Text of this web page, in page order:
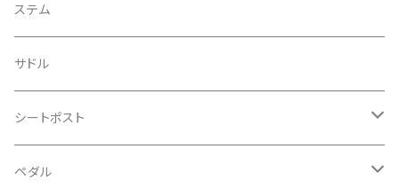
BIKEYOKE/バイクヨーク
BLACKBURN/ブラックバーン
BLB/ビーエルビー
BLUEGRASS/ブルーグラス
その他
ステムスペーサー
ケーブル類
チェーンガイド／キャッチャー
チェーンリング
フラット/ライザーバー
グリップ
バーテープ
グリップカラー / バーエンドキャップ
ステム
サドル
シートポスト
ドロッパーポスト
ペダル